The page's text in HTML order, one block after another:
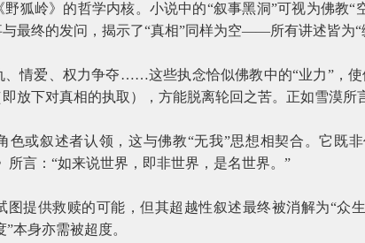
狐岭》的哲学内核。小说中的“叙事黑洞”可视为佛教
最终的发问，揭示了“真相”同样为空——所有讲述皆为“
、情爱、权力争夺……这些执念恰似佛教中的“业力”，
放下对真相的执取），方能脱离轮回之苦。正如雪漠所
色或叙述者认领，这与佛教“无我”思想相契合。它既
言：“如来说世界，即非世界，是名世界。”
图提供救赎的可能，但其超越性叙述最终被消解为“众
本身亦需被超度。